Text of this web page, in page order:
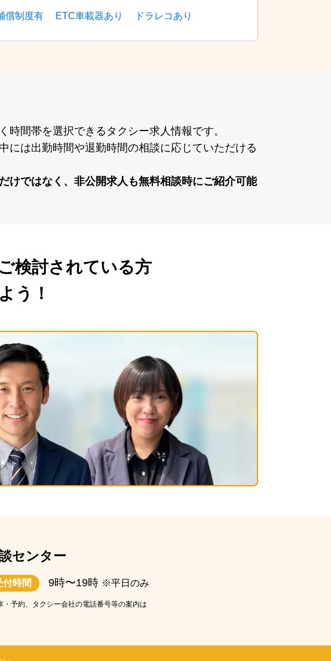
償制度有 ETC車載器あり ドラレコあり
間帯を選択できるタクシー求⼈情報です。
には出勤時間や退勤時間の相談に応じていただける
けではなく、⾮公開求⼈も無料相談時にご紹介可能
検討されている方
う！
センター
付時間 9時〜19時 ※平日のみ
予約、タクシー会社の電話番号等の案内は